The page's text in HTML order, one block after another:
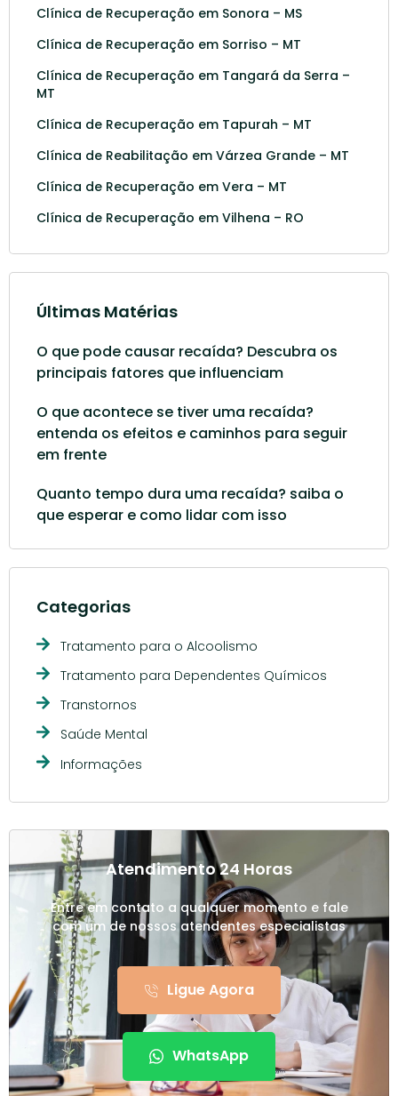
Clínica de Recuperação em Sonora – MS
Clínica de Recuperação em Sorriso – MT
Clínica de Recuperação em Tangará da Serra –
MT
Clínica de Recuperação em Tapurah – MT
Clínica de Reabilitação em Várzea Grande – MT
Clínica de Recuperação em Vera – MT
Clínica de Recuperação em Vilhena – RO
Últimas Matérias
O que pode causar recaída? Descubra os
principais fatores que influenciam
O que acontece se tiver uma recaída?
entenda os efeitos e caminhos para seguir
em frente
Quanto tempo dura uma recaída? saiba o
que esperar e como lidar com isso
Categorias
Tratamento para o Alcoolismo
Tratamento para Dependentes Químicos
Transtornos
Saúde Mental
Informações
Atendimento 24 Horas
Entre em contato a qualquer momento e fale
com um de nossos atendentes especialistas
Ligue Agora
WhatsApp